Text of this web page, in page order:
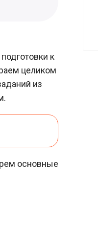
к
целиком
из
основные